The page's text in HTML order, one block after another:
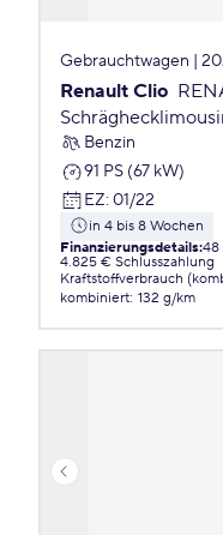
Gebrauchtwagen |
Renault Clio
Benzin
91 PS (67 kW)
EZ: 01/22
in 4 bis 8 Wochen
Finanzierungsdetails:48
4.825 € Schlusszahlung
Kraftstoffverbrauch
kombiniert: 132 g/km